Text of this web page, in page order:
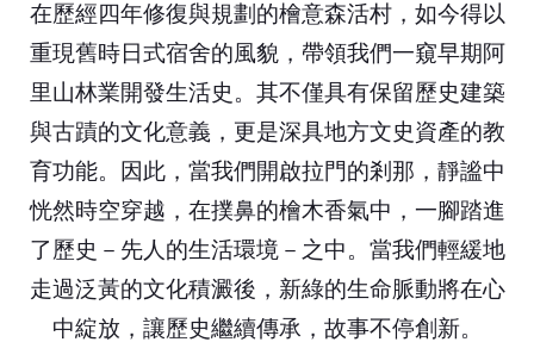
在歷經四年修復與規劃的檜意森活村，如今得以
重現舊時日式宿舍的風貌，帶領我們一窺早期阿
里山林業開發生活史。其不僅具有保留歷史建築
與古蹟的文化意義，更是深具地方文史資產的教
育功能。因此，當我們開啟拉門的剎那，靜謐中
恍然時空穿越，在撲鼻的檜木香氣中，一腳踏進
了歷史－先人的生活環境－之中。當我們輕緩地
走過泛黃的文化積澱後，新綠的生命脈動將在心
中綻放，讓歷史繼續傳承，故事不停創新。